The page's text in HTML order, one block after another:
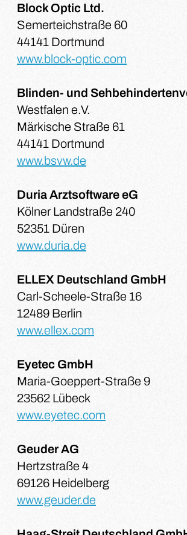
Block Optic Ltd.
Semerteichstraße 60
44141 Dortmund
www.block-optic.com
Blinden- und
Westfalen e.V.
Märkische Straße 61
44141 Dortmund
www.bsvw.de
Duria Arztsoftware eG
Kölner Landstraße 240
52351 Düren
www.duria.de
ELLEX Deutschland GmbH
Carl-Scheele-Straße 16
12489 Berlin
www.ellex.com
Eyetec GmbH
Maria-Goeppert-Straße 9
23562 Lübeck
www.eyetec.com
Geuder AG
Hertzstraße 4
69126 Heidelberg
www.geuder.de